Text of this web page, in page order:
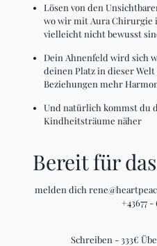
Lösen von den
wo wir mit Aura Chirurgie
vielleicht nicht bewusst
Dein Ahnenfeld wird sich
deinen Platz in dieser
Beziehungen mehr
Und natürlich kommst du
Kindheitsträume näher
Bereit für
melden dich
+43677 -
Schreiben - 333€